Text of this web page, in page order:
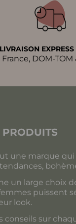
LIVRAISON
DOM-TOM
une marque
un large choix
puissent
look.
conseils sur